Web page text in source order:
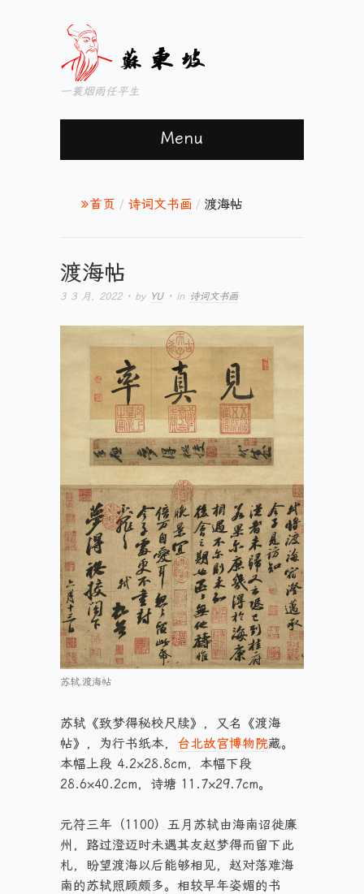
一蓑烟雨任平生
Menu
首页 / 诗词文书画 / 渡海帖
渡海帖
3 3 月, 2022· by YU· in 诗词文书画
苏轼.渡海帖
苏轼《致梦得秘校尺牍》，又名《渡海
帖》，为行书纸本， 台北故宫博物院藏。
本幅上段 4.2×28.8cm，本幅下段
28.6×40.2cm，诗塘 11.7×29.7cm。
元符三年（1100）五月苏轼由海南诏徙廉
州，路过澄迈时未遇其友赵梦得而留下此
札，盼望渡海以后能够相见，赵对落难海
南的苏轼照顾颇多。相较早年姿媚的书